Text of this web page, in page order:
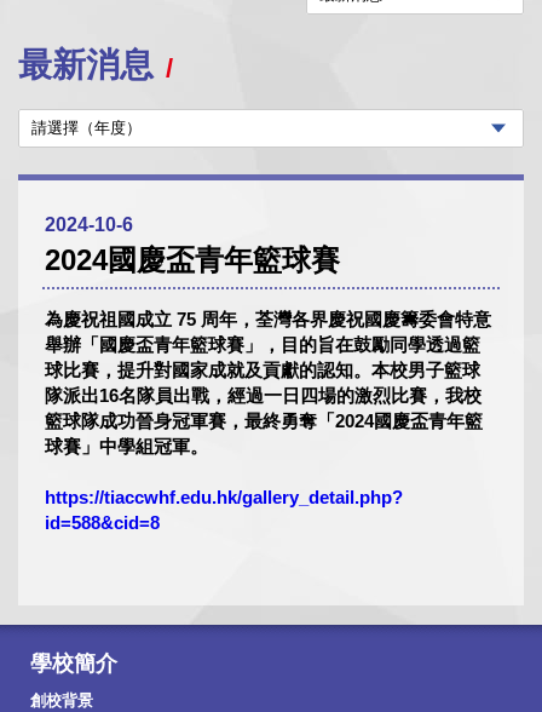
最新消息
2024-10-6
2024國慶盃青年籃球賽
為慶祝祖國成立 75 周年，荃灣各界慶祝國慶籌委會特意
舉辦「國慶盃青年籃球賽」，目的旨在鼓勵同學透過籃
球比賽，提升對國家成就及貢獻的認知。本校男子籃球
隊派出16名隊員出戰，經過一日四場的激烈比賽，我校
籃球隊成功晉身冠軍賽，最終勇奪「2024國慶盃青年籃
球賽」中學組冠軍。
https://tiaccwhf.edu.hk/gallery_detail.php?
id=588&cid=8
學校簡介
創校背景